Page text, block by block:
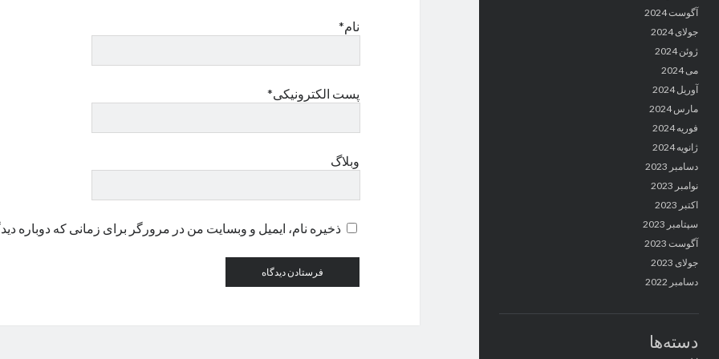
آگوست 2024
جولای 2024
ژوئن 2024
می 2024
آوریل 2024
مارس 2024
فوریه 2024
ژانویه 2024
دسامبر 2023
نوامبر 2023
اکتبر 2023
سپتامبر 2023
آگوست 2023
جولای 2023
دسامبر 2022
دسته‌ها
نام*
پست الکترونیکی*
وبلاگ
ذخیره نام، ایمیل و وبسایت من در مرورگر برای زمانی که دوباره